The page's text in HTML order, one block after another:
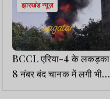
झारखंड न्यूज़
BCCL एरिया-4 के लकड़का
8 नंबर बंद चानक में लगी भीषण
आग, जहरीले धुएं से दहशत में